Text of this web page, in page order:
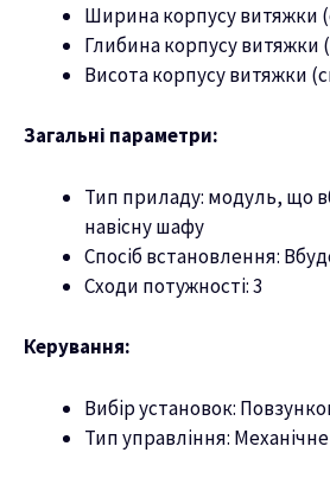
Ширина корпусу витяжки
Глибина корпусу витяжки
Висота корпусу витяжки
Загальні параметри:
Тип приладу: модуль, що
навісну шафу
Спосіб встановлення:
Сходи потужності: 3
Керування:
Вибір установок:
Тип управління: